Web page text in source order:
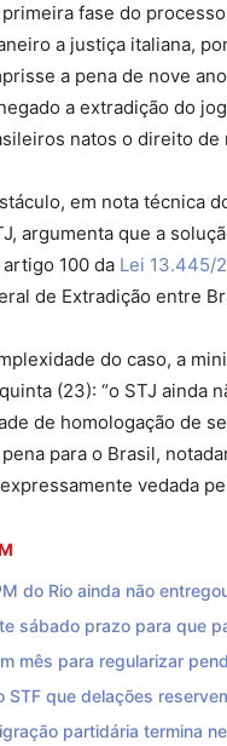
fase do
a justiça italiana,
a pena de nove
a extradição do
natos o direito de
em nota técnica
argumenta que a
100 da Lei 13.445/
de Extradição entre
do caso, a
(23): “o STJ ainda
de homologação de
para o Brasil,
vedada
do Rio ainda não
sábado prazo para que
mês para regularizar
STF que delações
partidária termina